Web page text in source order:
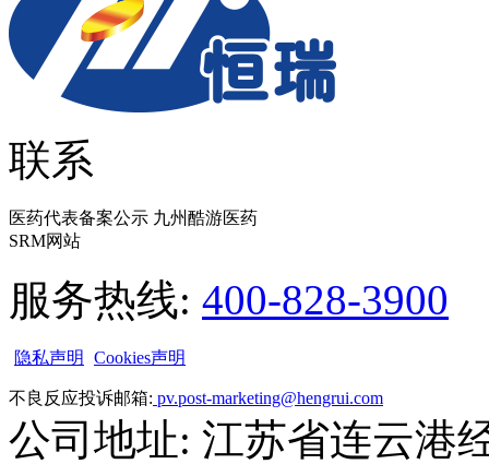
联系
医药代表备案公示 九州酷游医药
SRM网站
服务热线: 400-828-3900
隐私声明 Cookies声明
不良反应投诉邮箱: pv.post-marketing@hengrui.com
公司地址: 江苏省连云港